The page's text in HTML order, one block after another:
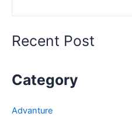
Tourist
in
Valparai
Recent Post
Category
Advanture